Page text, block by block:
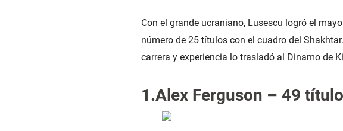
Con el grande ucraniano, Lusescu logró el
número de 25 títulos con el cuadro del
carrera y experiencia lo trasladó al Dinamo de
1.Alex Ferguson – 49